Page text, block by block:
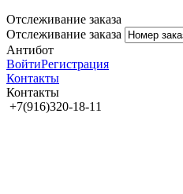
Отслеживание заказа
Отслеживание заказа
Антибот
ВойтиРегистрация
Контакты
Контакты
+7(916)320-18-11